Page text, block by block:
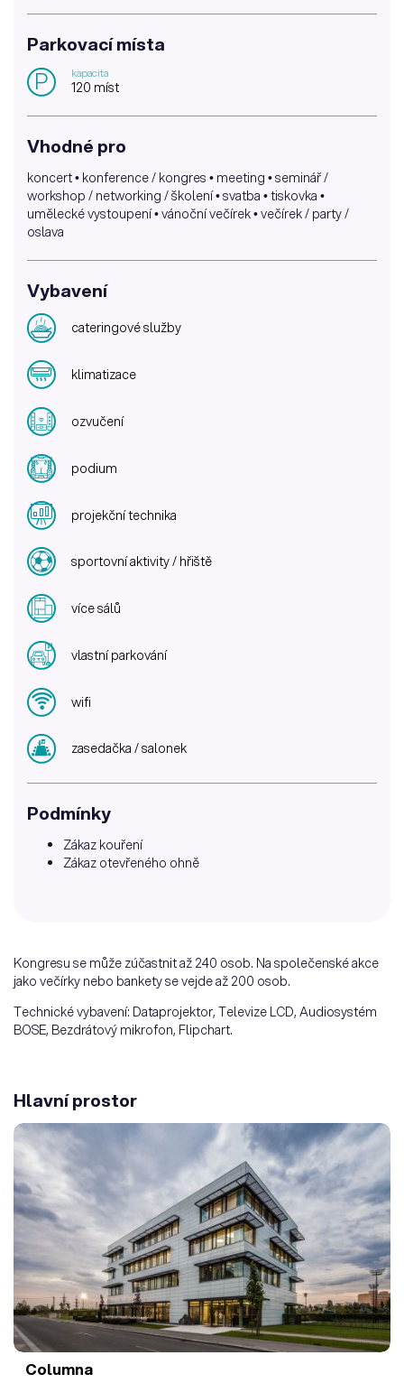
Parkovací místa
P kapacita
120 míst
Vhodné pro
koncert • konference / kongres • meeting • seminář /
workshop / networking / školení • svatba • tiskovka •
umělecké vystoupení • vánoční večírek • večírek / party /
oslava
Vybavení
cateringové služby
klimatizace
ozvučení
podium
projekční technika
sportovní aktivity / hřiště
více sálů
vlastní parkování
wifi
zasedačka / salonek
Podmínky
Zákaz kouření
Zákaz otevřeného ohně
Kongresu se může zúčastnit až 240 osob. Na společenské akce
jako večírky nebo bankety se vejde až 200 osob.
Technické vybavení: Dataprojektor, Televize LCD, Audiosystém
BOSE, Bezdrátový mikrofon, Flipchart.
Hlavní prostor
Columna